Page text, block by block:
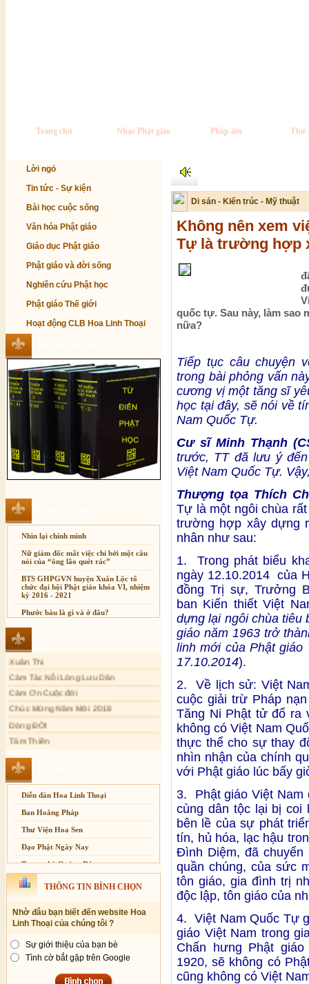
Trang chủ Nhạc Phật giáo Pháp âm Thơ
Lời ngỏ
Tin tức - Sự kiện
Bài học cuộc sống
Văn hóa Phật giáo
Giáo dục Phật giáo
Phật giáo và đời sống
Nghiên cứu Phật học
Phật giáo Thế giới
Hoạt động CLB Hoa Linh Thoại
Nhìn lại chính mình
Nữ giám đốc mất việc chỉ bởi một câu
nói của “ông lão quét rác”
BTS GHPGVN huyện Xuân Lộc tổ
chức đại hội Phật giáo khóa VI, nhiệm
kỳ 2016 - 2021
Phước báu là gì và ở đâu?
Sự thương-ghét của con người
Cải đạo: Nguyên nhân & giải pháp
Nỗi lòng của các bệnh nhân nghèo
An Giang: Tịnh thất Quy Nguyên
phát quà từ thiện tại xã Cư Yang
Tịnh xá Ngọc Đăng khai giảng Thiền
dành cho Người bận rộn
Xuân Thi
Cảm Tác Nỗi Lòng Lưu Dân
Cảm Ơn Cuộc đời
Chúc Mừng Năm Mới 2018
Dòng ĐỜI
Tâm Thiền
Chuông Ngân
Kính mừng Phật Đản
Anh không chết đâu em
Kiếp này
Diễn đàn Hoa Linh Thoại
Ban Hoằng Pháp
Thư Viện Hoa Sen
Đạo Phật Ngày Nay
Trang nhà Quảng Đức
Báo Giác Ngộ
THÔNG TIN BÌNH CHỌN
Nhờ đâu bạn biết đến website Hoa
Linh Thoại của chúng tôi ?
Sự giới thiệu của bạn bè
Tình cờ bắt gặp trên Google
Di sản - Kiến trúc - Mỹ thuật
Không nên xem
Tự là trường hợp
quốc tự. Sau này, làm sao
nữa?
Tiếp tục câu chuyện
trong bài phỏng vấn
cương vị một tăng sĩ
học tại đây, sẽ nói về
Nam Quốc Tự.
Cư sĩ Minh Thạnh
trước, TT đã lưu ý
Việt Nam Quốc Tự.
Thượng tọa Thích
Tự là một ngôi chùa
trường hợp xây dựng
nhân như sau:
1. Trong phát biểu
ngày 12.10.2014 của
đồng Trị sự, Trưởng
ban Kiến thiết Việt
dựng lại ngôi chùa tiêu
giáo năm 1963 trở
linh mới của Phật giáo
17.10.2014).
2. Về lịch sử: Việt
cuộc giải trừ Pháp
Tăng Ni Phật tử đổ ra
không có Việt Nam
thực thể cho sự thay
nhìn nhận của chính
với Phật giáo lúc bấy
3. Phật giáo Việt Nam
cùng dân tộc lại bị coi
bên lề của sự phát
tín, hủ hóa, lạc hậu
Đình Diệm, đã chuyển
quần chúng, của sức
tôn giáo, gia đình trị
độc lập, tôn giáo của
4. Việt Nam Quốc Tự
giáo Việt Nam trong
Chấn hưng Phật
1920, sẽ không có
cũng không có Việt